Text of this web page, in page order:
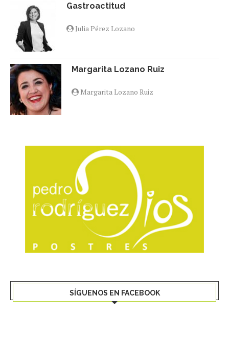
Gastroactitud
Julia Pérez Lozano
Margarita Lozano Ruiz
Margarita Lozano Ruiz
SÍGUENOS EN FACEBOOK